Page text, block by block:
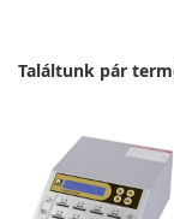
Találtunk pár